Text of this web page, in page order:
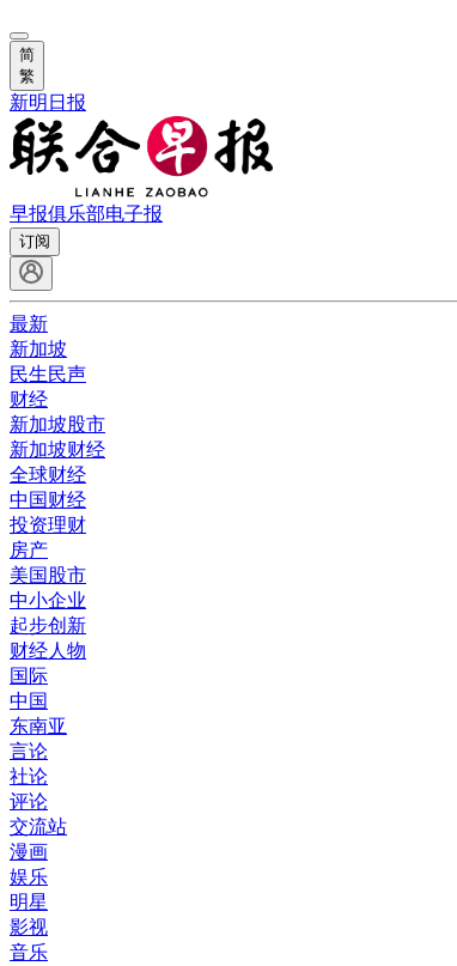
简
繁
新明日报
早报俱乐部电子报
订阅
最新
新加坡
民生民声
财经
新加坡股市
新加坡财经
全球财经
中国财经
投资理财
房产
美国股市
中小企业
起步创新
财经人物
国际
中国
东南亚
言论
社论
评论
交流站
漫画
娱乐
明星
影视
音乐